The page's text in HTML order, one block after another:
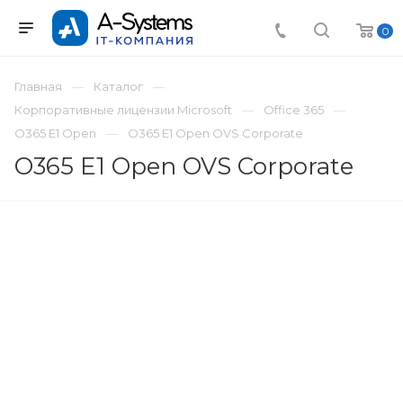
0
Главная
Каталог
Корпоративные лицензии Microsoft
Office 365
O365 E1 Open
O365 E1 Open OVS Corporate
O365 E1 Open OVS Corporate